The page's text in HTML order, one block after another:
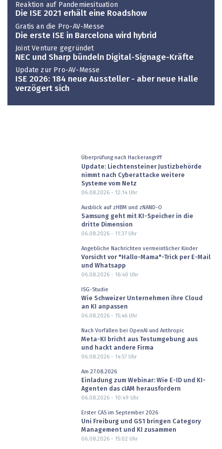
Reaktion auf Pandemiesituation
Die ISE 2021 erhält eine Roadshow
Gratis an die Pro-AV-Messe
Die erste ISE in Barcelona wird hybrid
Joint Venture gegründet
NEC und Sharp bündeln Digital-Signage-Kräfte
Update zur Pro-AV-Messe
ISE 2026: 184 neue Aussteller - aber neue Halle
verzögert sich
Überprüfung nach Hackerangriff
Update: Liechtensteiner Justizbehörde
nimmt nach Cyberattacke weitere
Systeme vom Netz
06.08.2026 - 12:14Uhr
Ausblick auf zHBM und zNAND-O
Samsung geht mit KI-Speicher in die
dritte Dimension
06.08.2026 - 11:37Uhr
Angebliche Nachrichten vermeintlicher Kinder
Vorsicht vor "Hallo-Mama"-Trick per E-Mail
und Whatsapp
06.08.2026 - 16:40 Uhr
ISG-Studie
Wie Schweizer Unternehmen ihre Cloud
an KI anpassen
06.08.2026 - 15:46Uhr
Nach Vorfällen bei OpenAI und Anthropic
Meta-KI bricht aus Testumgebung aus
und hackt andere Firma
06.08.2026 - 14:57Uhr
Am 27.08.2026
Einladung zum Webinar: Wie E-ID und KI-
Agenten das cIAM herausfordern
06.08.2026 - 10:49 Uhr
Erster CAS im September 2026
Uni Freiburg und GS1 bringen Category
Management und KI zusammen
06.08.2026 - 15:02 Uhr